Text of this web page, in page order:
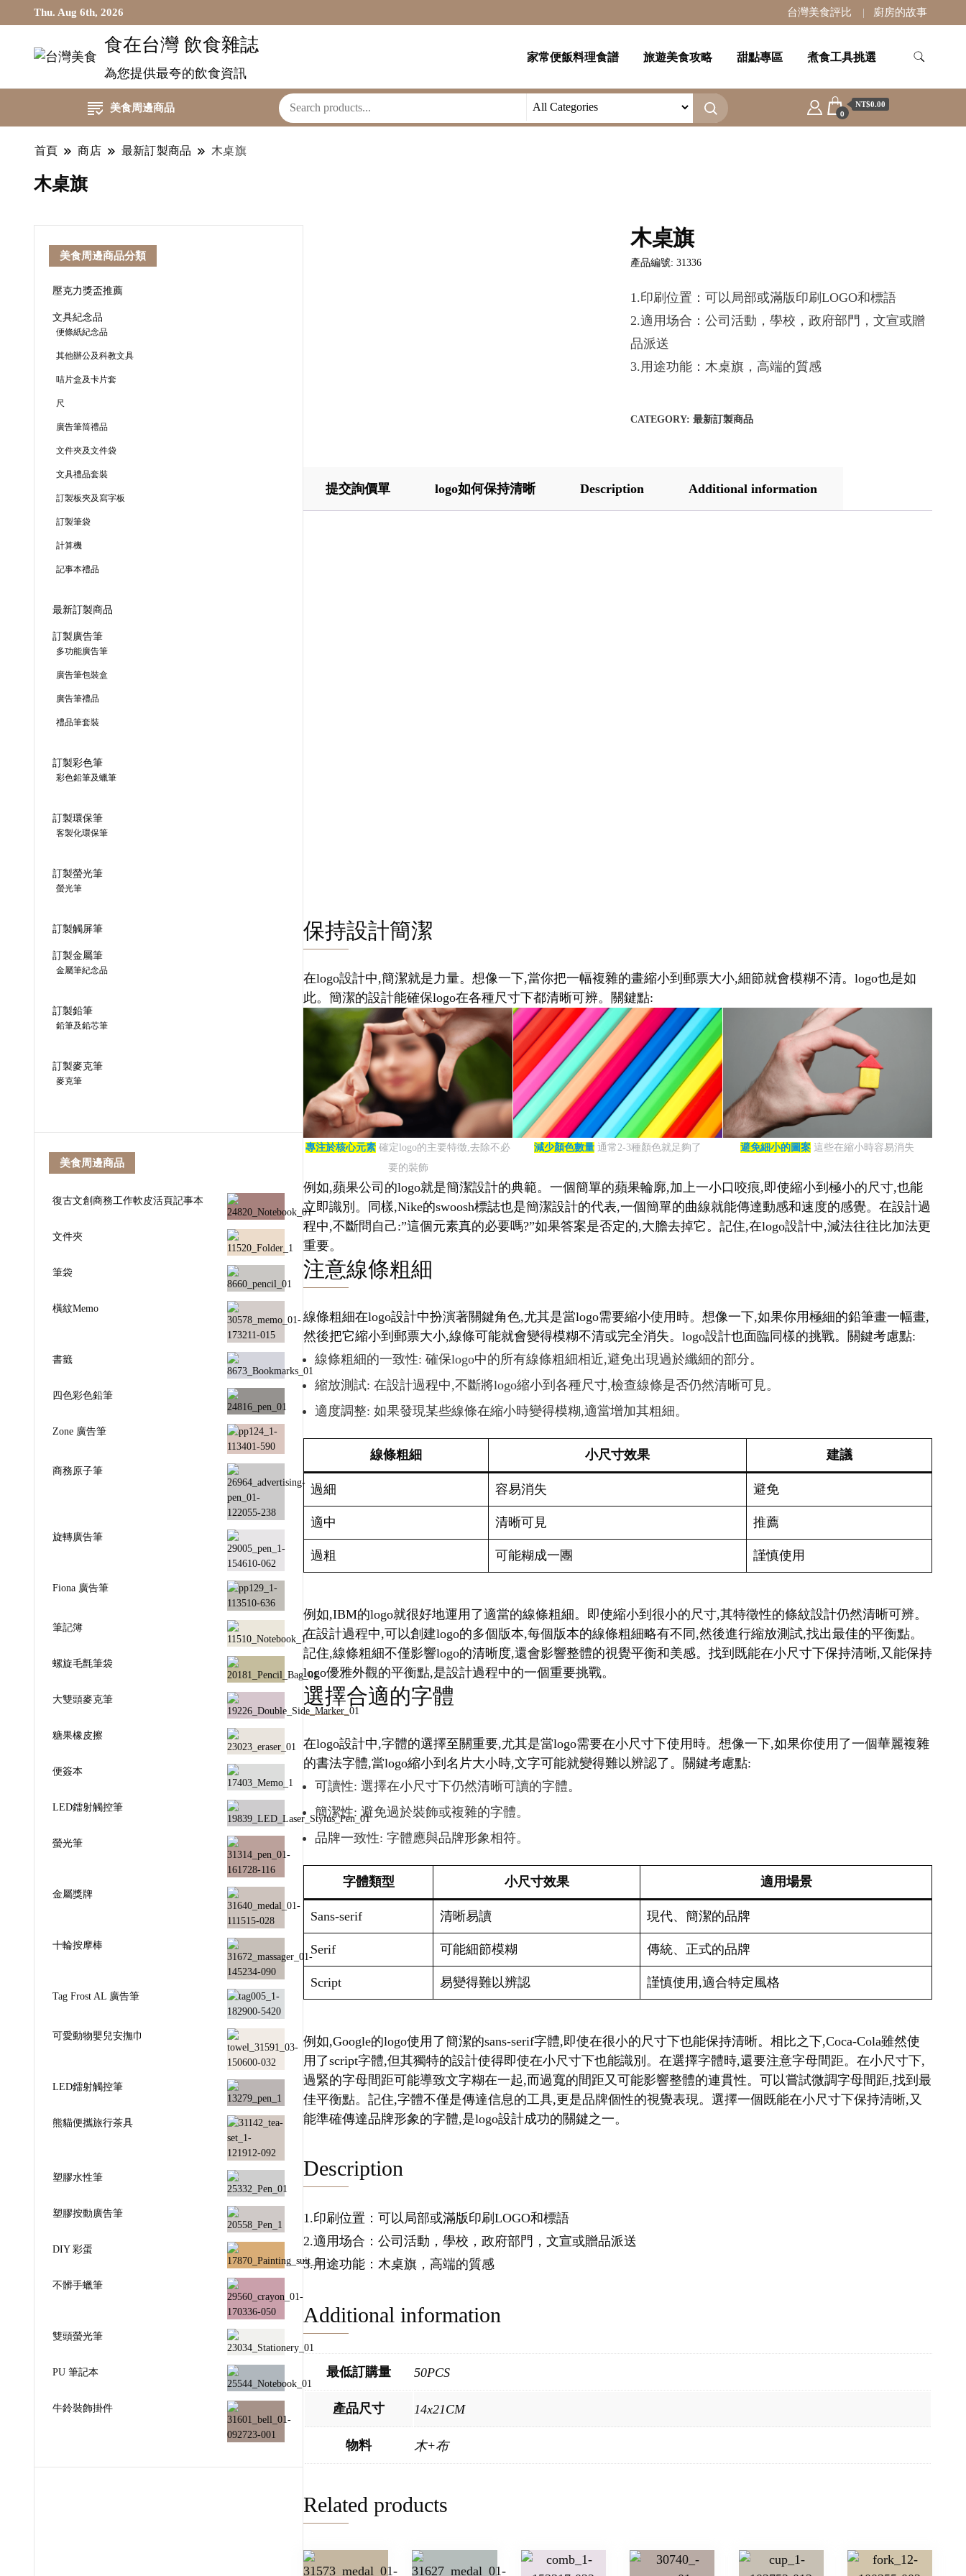
Thu. Aug 6th, 2026 台灣美食評比 廚房的故事
食在台灣 飲食雜誌
為您提供最夸的飲食資訊
家常便飯料理食譜 旅遊美食攻略 甜點專區 煮食工具挑選
美食周邊商品 0
NT$0.00
首頁 商店 最新訂製商品 木桌旗
木桌旗
木桌旗
產品編號: 31336
1.印刷位置：可以局部或滿版印刷LOGO和標語
2.適用场合：公司活動，學校，政府部門，文宣或贈
品派送
3.用途功能：木桌旗，高端的質感
CATEGORY: 最新訂製商品
提交詢價單 logo如何保持清晰 Description Additional information
保持設計簡潔
在logo設計中,簡潔就是力量。想像一下,當你把一幅複雜的畫縮小到郵票大小,細節就會模糊不清。logo也是如
此。簡潔的設計能確保logo在各種尺寸下都清晰可辨。關鍵點:
專注於核心元素 確定logo的主要特徵,去除不必
要的裝飾
減少顏色數量 通常2-3種顏色就足夠了 避免細小的圖案 這些在縮小時容易消失
例如,蘋果公司的logo就是簡潔設計的典範。一個簡單的蘋果輪廓,加上一小口咬痕,即使縮小到極小的尺寸,也能
立即識別。同樣,Nike的swoosh標誌也是簡潔設計的代表,一個簡單的曲線就能傳達動感和速度的感覺。在設計過
程中,不斷問自己:”這個元素真的必要嗎?”如果答案是否定的,大膽去掉它。記住,在logo設計中,減法往往比加法更
重要。
注意線條粗細
線條粗細在logo設計中扮演著關鍵角色,尤其是當logo需要縮小使用時。想像一下,如果你用極細的鉛筆畫一幅畫,
然後把它縮小到郵票大小,線條可能就會變得模糊不清或完全消失。logo設計也面臨同樣的挑戰。關鍵考慮點:
線條粗細的一致性: 確保logo中的所有線條粗細相近,避免出現過於纖細的部分。
縮放測試: 在設計過程中,不斷將logo縮小到各種尺寸,檢查線條是否仍然清晰可見。
適度調整: 如果發現某些線條在縮小時變得模糊,適當增加其粗細。
線條粗細 小尺寸效果 建議
過細 容易消失 避免
適中 清晰可見 推薦
過粗 可能糊成一團 謹慎使用
例如,IBM的logo就很好地運用了適當的線條粗細。即使縮小到很小的尺寸,其特徵性的條紋設計仍然清晰可辨。
在設計過程中,可以創建logo的多個版本,每個版本的線條粗細略有不同,然後進行縮放測試,找出最佳的平衡點。
記住,線條粗細不僅影響logo的清晰度,還會影響整體的視覺平衡和美感。找到既能在小尺寸下保持清晰,又能保持
logo優雅外觀的平衡點,是設計過程中的一個重要挑戰。
選擇合適的字體
在logo設計中,字體的選擇至關重要,尤其是當logo需要在小尺寸下使用時。想像一下,如果你使用了一個華麗複雜
的書法字體,當logo縮小到名片大小時,文字可能就變得難以辨認了。關鍵考慮點:
可讀性: 選擇在小尺寸下仍然清晰可讀的字體。
簡潔性: 避免過於裝飾或複雜的字體。
品牌一致性: 字體應與品牌形象相符。
字體類型 小尺寸效果 適用場景
Sans-serif 清晰易讀 現代、簡潔的品牌
Serif 可能細節模糊 傳統、正式的品牌
Script 易變得難以辨認 謹慎使用,適合特定風格
例如,Google的logo使用了簡潔的sans-serif字體,即使在很小的尺寸下也能保持清晰。相比之下,Coca-Cola雖然使
用了script字體,但其獨特的設計使得即使在小尺寸下也能識別。在選擇字體時,還要注意字母間距。在小尺寸下,
過緊的字母間距可能導致文字糊在一起,而過寬的間距又可能影響整體的連貫性。可以嘗試微調字母間距,找到最
佳平衡點。記住,字體不僅是傳達信息的工具,更是品牌個性的視覺表現。選擇一個既能在小尺寸下保持清晰,又
能準確傳達品牌形象的字體,是logo設計成功的關鍵之一。
Description
1.印刷位置：可以局部或滿版印刷LOGO和標語
2.適用场合：公司活動，學校，政府部門，文宣或贈品派送
3.用途功能：木桌旗，高端的質感
Additional information
最低訂購量 50PCS
產品尺寸 14x21CM
物料 木+布
Related products
美食周邊商品分類
壓克力獎盃推薦
文具紀念品
便條紙紀念品
其他辦公及科教文具
咭片盒及卡片套
尺
廣告筆筒禮品
文件夾及文件袋
文具禮品套裝
訂製板夾及寫字板
訂製筆袋
計算機
記事本禮品
最新訂製商品
訂製廣告筆
多功能廣告筆
廣告筆包裝盒
廣告筆禮品
禮品筆套裝
訂製彩色筆
彩色鉛筆及蠟筆
訂製環保筆
客製化環保筆
訂製螢光筆
螢光筆
訂製觸屏筆
訂製金屬筆
金屬筆紀念品
訂製鉛筆
鉛筆及鉛芯筆
訂製麥克筆
麥克筆
美食周邊商品
復古文創商務工作軟皮活頁記事本
文件夾
筆袋
橫紋Memo
書籤
四色彩色鉛筆
Zone 廣告筆
商務原子筆
旋轉廣告筆
Fiona 廣告筆
筆記簿
螺旋毛氈筆袋
大雙頭麥克筆
糖果橡皮擦
便簽本
LED鐳射觸控筆
螢光筆
金屬獎牌
十輪按摩棒
Tag Frost AL 廣告筆
可愛動物嬰兒安撫巾
LED鐳射觸控筆
熊貓便攜旅行茶具
塑膠水性筆
塑膠按動廣告筆
DIY 彩蛋
不髒手蠟筆
雙頭螢光筆
PU 筆記本
牛鈴裝飾掛件